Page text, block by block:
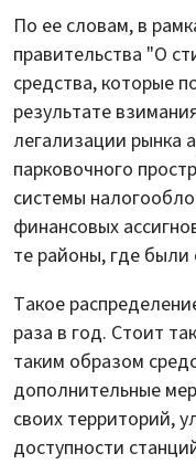
По ее словам, в
правительства "О
средства, которые
результате
легализации рынка
парковочного
системы
финансовых
те районы, где были
Такое
раза в год. Стоит
таким образом
дополнительные
своих территорий,
доступности